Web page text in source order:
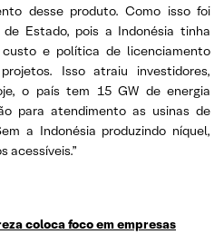
desse produto. Como isso foi
Estado, pois a Indonésia tinha
e política de licenciamento
Isso atraiu investidores,
o país tem 15 GW de energia
para atendimento as usinas de
a Indonésia produzindo níquel,
acessíveis.”
coloca foco em empresas